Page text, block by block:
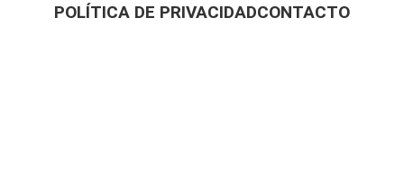
POLÍTICA DE PRIVACIDADCONTACTO